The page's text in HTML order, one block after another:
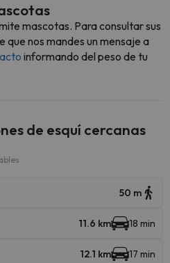
mascotas. Para consultar sus
que nos mandes un mensaje a
informando del peso de tu
de esquí cercanas
50 m
11.6 km 18 min
12.1 km 17 min